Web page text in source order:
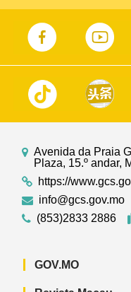
Avenida da Praia
Plaza, 15.º andar,
https://
info@gcs.gov.mo
(853)2833 2886
GOV.MO